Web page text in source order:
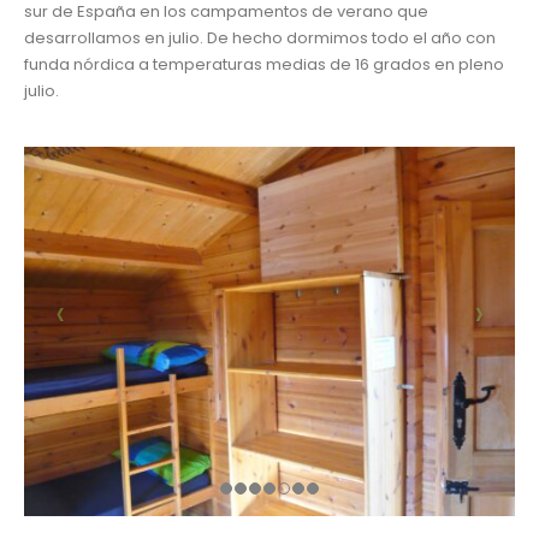
sur de España en los campamentos de verano que
desarrollamos en julio. De hecho dormimos todo el año con
funda nórdica a temperaturas medias de 16 grados en pleno
julio.